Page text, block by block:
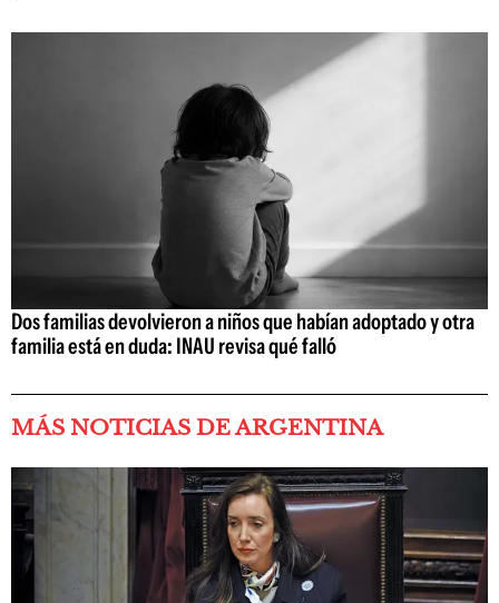
Dos familias devolvieron a niños que habían adoptado y otra
familia está en duda: INAU revisa qué falló
MÁS NOTICIAS DE ARGENTINA